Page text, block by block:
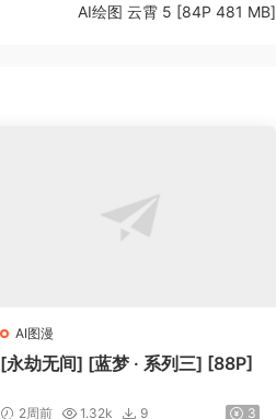
AI绘图 云霄 5 [84P 481 MB]
AI图漫
[永劫无间] [蓝梦 · 系列三] [88P]
2周前 1.32k 9 3